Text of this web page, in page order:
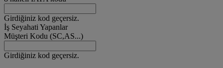
Girdiğiniz kod geçersiz.
İş Seyahati Yapanlar
Müşteri Kodu (SC,AS...)
Girdiğiniz kod geçersiz.